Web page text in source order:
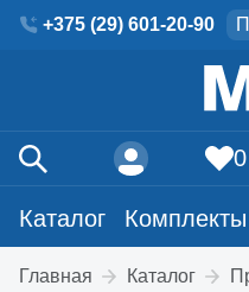
+375 (29) 601-20-90
Каталог Комплекты
0
Главная Каталог